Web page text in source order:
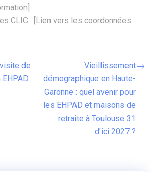
CLIC : [Lien vers les coordonnées
visite de
Vieillissement
démographique en Haute-
Garonne : quel avenir pour
les EHPAD et maisons de
retraite à Toulouse 31
d’ici 2027 ?